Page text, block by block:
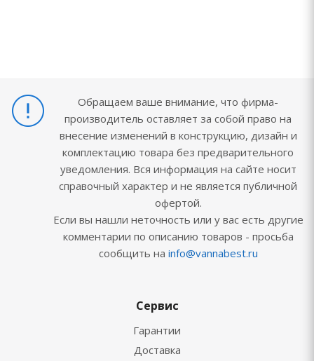
Обращаем ваше внимание, что фирма-
производитель оставляет за собой право на
внесение изменений в конструкцию, дизайн и
комплектацию товара без предварительного
уведомления. Вся информация на сайте носит
справочный характер и не является публичной
офертой.
Если вы нашли неточность или у вас есть другие
комментарии по описанию товаров - просьба
сообщить на info@vannabest.ru
Сервис
Гарантии
Доставка